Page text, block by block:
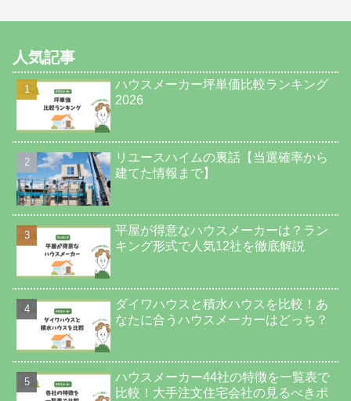
人気記事
ハウスメーカー坪単価比較ランキング
2026
リユースハイムの裏話【当選確率から
建てた情報まで】
平屋が得意なハウスメーカーは？ラン
キング形式で人気12社を徹底解説
ダイワハウスと積水ハウスを比較！あ
なたに合うハウスメーカーはどっち？
ハウスメーカー44社の特徴を一覧表で
比較！大手注文住宅会社の見るべきポ